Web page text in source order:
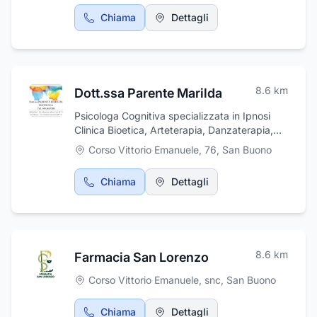
società si occupa di movimento terra,
fornitura inerti, demolizioni, trasporti in conto
Treste Scavi possiede tutte le autorizzazioni
Chiama Dettagli
Dott.ssa Parente Marilda 8.6 km
Psicologa Cognitiva specializzata in Ipnosi
Clinica Bioetica, Arteterapia, Danzaterapia,
Counseling Psicologico e Coaching
Professionale
Corso Vittorio Emanuele, 76, San Buono
Chiama Dettagli
Farmacia San Lorenzo 8.6 km
Corso Vittorio Emanuele, snc, San Buono
Chiama Dettagli